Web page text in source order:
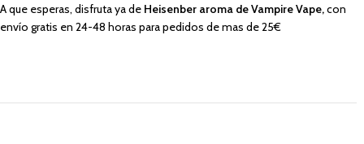
A que esperas, disfruta ya de Heisenber aroma de Vampire Vape,con
envío gratis en 24-48 horas para pedidos de mas de 25€